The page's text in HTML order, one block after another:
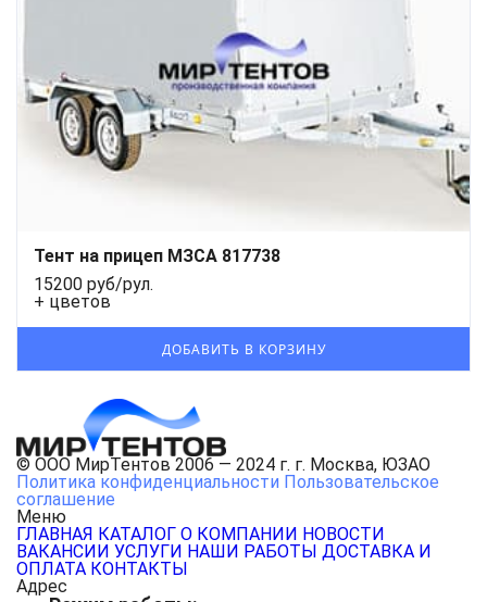
Тент на прицеп МЗСА 817738
15200 руб/рул.
+ цветов
© ООО МирТентов 2006 — 2024 г. г. Москва, ЮЗАО
Политика конфиденциальности Пользовательское
соглашение
Меню
ГЛАВНАЯ КАТАЛОГ О КОМПАНИИ НОВОСТИ
ВАКАНСИИ УСЛУГИ НАШИ РАБОТЫ ДОСТАВКА И
ОПЛАТА КОНТАКТЫ
Адрес